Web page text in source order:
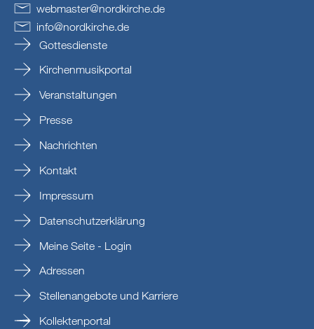
webmaster@nordkirche.de
info@nordkirche.de
Gottesdienste
Kirchenmusikportal
Veranstaltungen
Presse
Nachrichten
Kontakt
Impressum
Datenschutzerklärung
Meine Seite - Login
Adressen
Stellenangebote und Karriere
Kollektenportal